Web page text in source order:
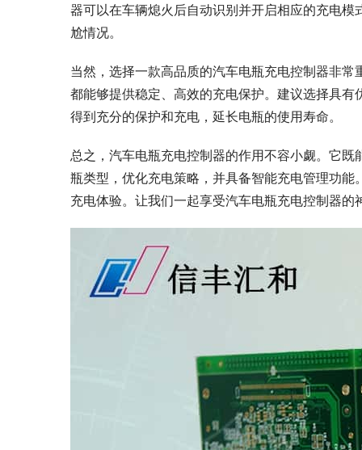
器可以在车辆熄火后自动识别并开启相应的充电
尬情况。
当然，选择一款高品质的汽车电瓶充电控制器非
都能够提供稳定、高效的充电保护。建议选择具
得到充分的保护和充电，延长电瓶的使用寿命。
总之，汽车电瓶充电控制器的作用不容小觑。它
瓶类型，优化充电策略，并具备智能充电管理功
充电体验。让我们一起享受汽车电瓶充电控制器的